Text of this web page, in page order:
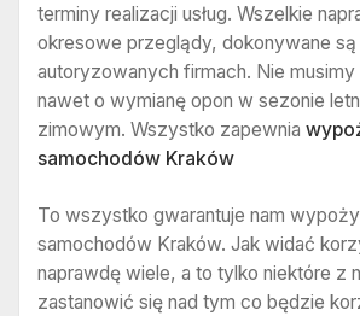
terminy realizacji usług. Wszelkie
okresowe przeglądy, dokonywane
autoryzowanych firmach. Nie
nawet o wymianę opon w sezonie
zimowym. Wszystko zapewnia
samochodów Kraków
To wszystko gwarantuje nam
samochodów Kraków. Jak widać
naprawdę wiele, a to tylko niektóre z
zastanowić się nad tym co będzie